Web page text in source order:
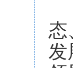
发